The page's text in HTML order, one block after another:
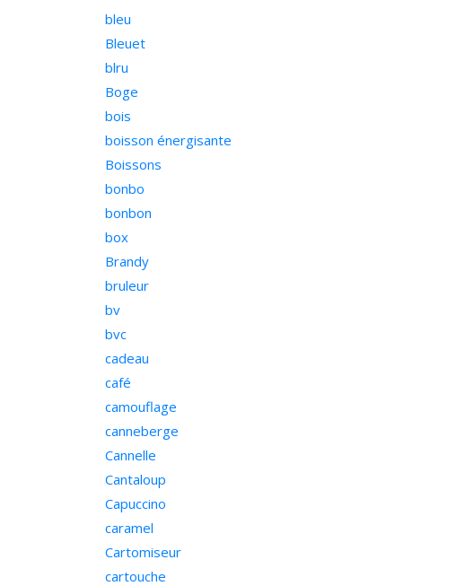
bleu
Bleuet
blru
Boge
bois
boisson énergisante
Boissons
bonbo
bonbon
box
Brandy
bruleur
bv
bvc
cadeau
café
camouflage
canneberge
Cannelle
Cantaloup
Capuccino
caramel
Cartomiseur
cartouche